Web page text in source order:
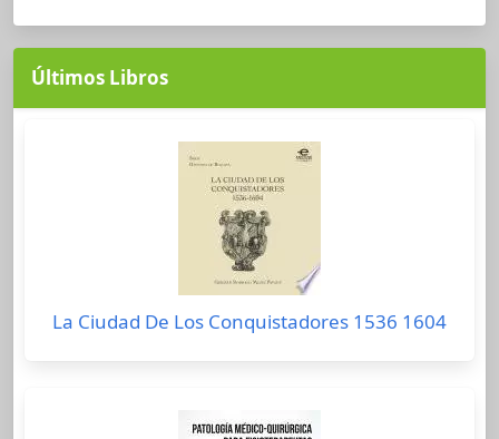
Últimos Libros
La Ciudad De Los Conquistadores 1536 1604